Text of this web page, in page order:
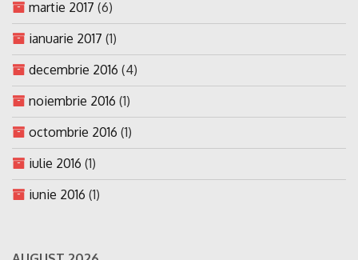
martie 2017 (6)
ianuarie 2017 (1)
decembrie 2016 (4)
noiembrie 2016 (1)
octombrie 2016 (1)
iulie 2016 (1)
iunie 2016 (1)